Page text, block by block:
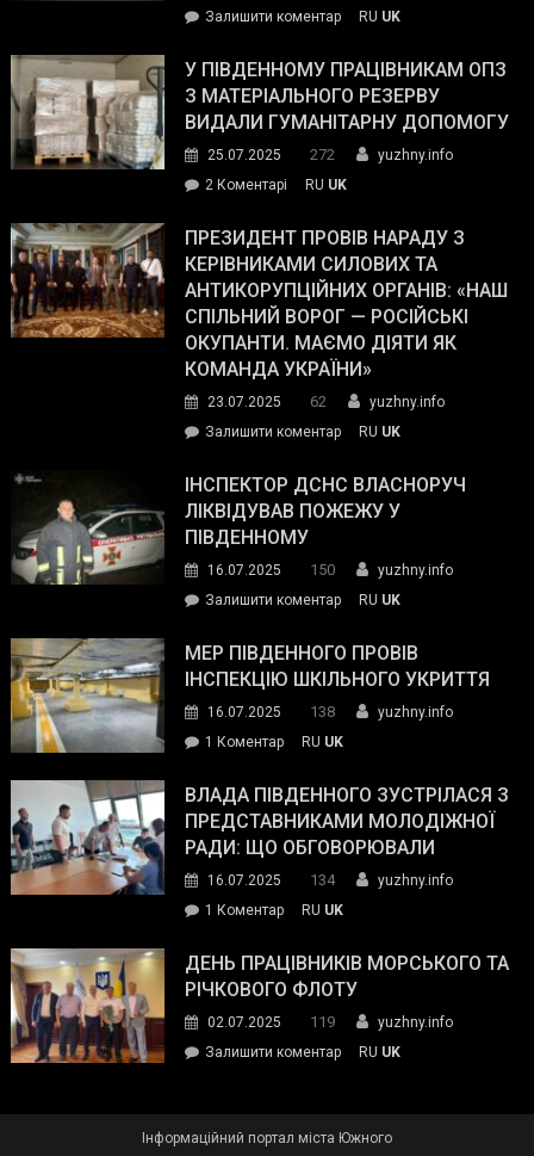
Залишити коментарon
завойовує
симпатії
виборців
The
Street
Journal.
RU UK
У ПІВДЕННОМУ ПРАЦІВНИКАМ ОПЗ
З МАТЕРІАЛЬНОГО РЕЗЕРВУ
ВИДАЛИ ГУМАНІТАРНУ ДОПОМОГУ
25.07.2025 272
yuzhny.info
2 Коментарі
Південному
працівникам
ОПЗ
з
матеріального
резерву
гуманітарну
допомогу
RU UK
ПРЕЗИДЕНТ ПРОВІВ НАРАДУ З
КЕРІВНИКАМИ СИЛОВИХ ТА
АНТИКОРУПЦІЙНИХ ОРГАНІВ: «НАШ
СПІЛЬНИЙ ВОРОГ — РОСІЙСЬКІ
ОКУПАНТИ. МАЄМО ДІЯТИ ЯК
КОМАНДА УКРАЇНИ»
23.07.2025 62
yuzhny.info
Залишити коментарon
провів
нараду
силових
та
органів:
«Наш
спільний
окупанти.
Маємо
діяти
команда
RU UK
ІНСПЕКТОР ДСНС ВЛАСНОРУЧ
ЛІКВІДУВАВ ПОЖЕЖУ У
ПІВДЕННОМУ
16.07.2025 150
yuzhny.info
Залишити коментарon
ДСНС
власноруч
пожежу
у
RU UK
МЕР ПІВДЕННОГО ПРОВІВ
ІНСПЕКЦІЮ ШКІЛЬНОГО УКРИТТЯ
16.07.2025 138
yuzhny.info
1 Коментардо
Південного
провів
інспекцію
укриття
RU UK
ВЛАДА ПІВДЕННОГО ЗУСТРІЛАСЯ З
ПРЕДСТАВНИКАМИ МОЛОДІЖНОЇ
РАДИ: ЩО ОБГОВОРЮВАЛИ
16.07.2025 134
yuzhny.info
1 Коментардо
Південного
зустрілася
представниками
молодіжної
обговорювали
RU UK
ДЕНЬ ПРАЦІВНИКІВ МОРСЬКОГО ТА
РІЧКОВОГО ФЛОТУ
02.07.2025 119
yuzhny.info
Залишити коментарon
RU UK
Інформаційний портал міста Южного